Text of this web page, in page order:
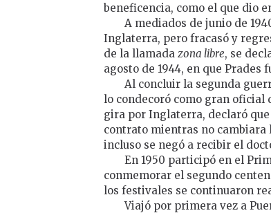
beneficencia, como el que dio
A mediados de junio de
Inglaterra, pero fracasó y
de la llamada zona libre, se
agosto de 1944, en que Prades
Al concluir la segunda
lo condecoró como gran oficial
gira por Inglaterra, declaró
contrato mientras no
incluso se negó a recibir el
En 1950 participó en el
conmemorar el segundo
los festivales se continuaron
Viajó por primera vez a